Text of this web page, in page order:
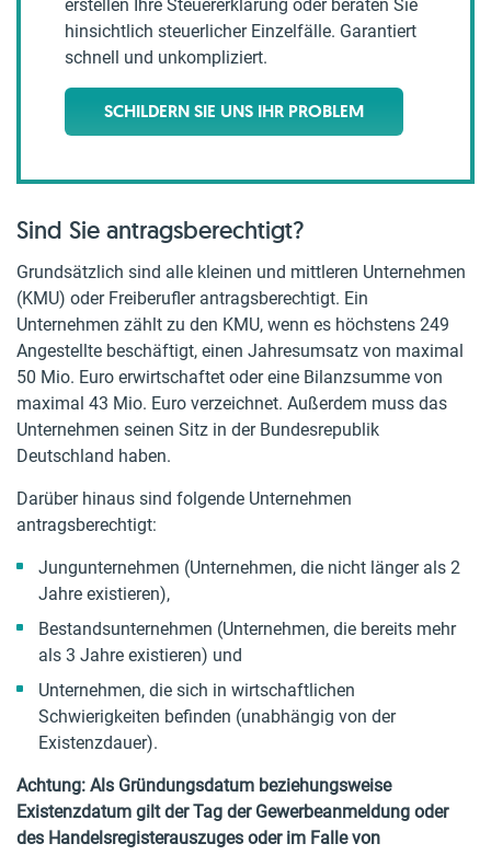
erstellen Ihre Steuererklärung oder beraten Sie
hinsichtlich steuerlicher Einzelfälle. Garantiert
schnell und unkompliziert.
SCHILDERN SIE UNS IHR PROBLEM
Sind Sie antragsberechtigt?
Grundsätzlich sind alle kleinen und mittleren Unternehmen
(KMU) oder Freiberufler antragsberechtigt. Ein
Unternehmen zählt zu den KMU, wenn es höchstens 249
Angestellte beschäftigt, einen Jahresumsatz von maximal
50 Mio. Euro erwirtschaftet oder eine Bilanzsumme von
maximal 43 Mio. Euro verzeichnet. Außerdem muss das
Unternehmen seinen Sitz in der Bundesrepublik
Deutschland haben.
Darüber hinaus sind folgende Unternehmen
antragsberechtigt:
Jungunternehmen (Unternehmen, die nicht länger als 2
Jahre existieren),
Bestandsunternehmen (Unternehmen, die bereits mehr
als 3 Jahre existieren) und
Unternehmen, die sich in wirtschaftlichen
Schwierigkeiten befinden (unabhängig von der
Existenzdauer).
Achtung: Als Gründungsdatum beziehungsweise
Existenzdatum gilt der Tag der Gewerbeanmeldung oder
des Handelsregisterauszuges oder im Falle von